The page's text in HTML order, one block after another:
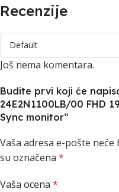
Recenzije
Još nema komentara.
Budite prvi koji će
24E2N1100LB/00 FHD
Sync monitor“
Vaša adresa e-pošte neće
su označena *
Vaša ocena *